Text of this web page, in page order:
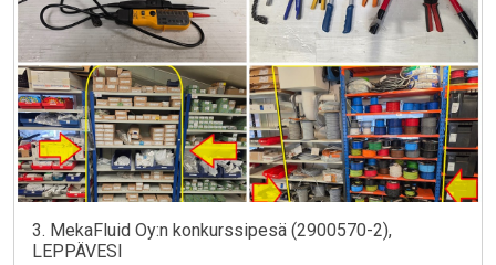
3. MekaFluid Oy:n konkurssipesä (2900570-2),
LEPPÄVESI